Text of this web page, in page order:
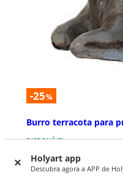
Holyart app
Descubra agora a APP de
-25%
Burro terracota para
DISPONÍVEL
€ 22,57 € 29,90